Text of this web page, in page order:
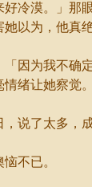
冷漠。」那眼
她以为，他
因为我不确
绪让她察觉。
了太多，成
不已。